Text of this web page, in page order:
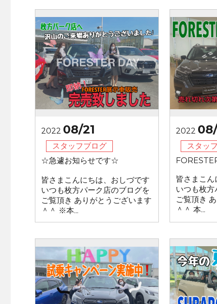
2022 08/21
スタッフブログ
☆急遽お知らせです☆
皆さまこんにちは、おしづです
いつも枚方パーク店のブログを
ご覧頂き ありがとうございます
＾＾ ※本...
2022
スタッ
皆さまこ
いつも枚
ご覧頂き
＾＾ 本...